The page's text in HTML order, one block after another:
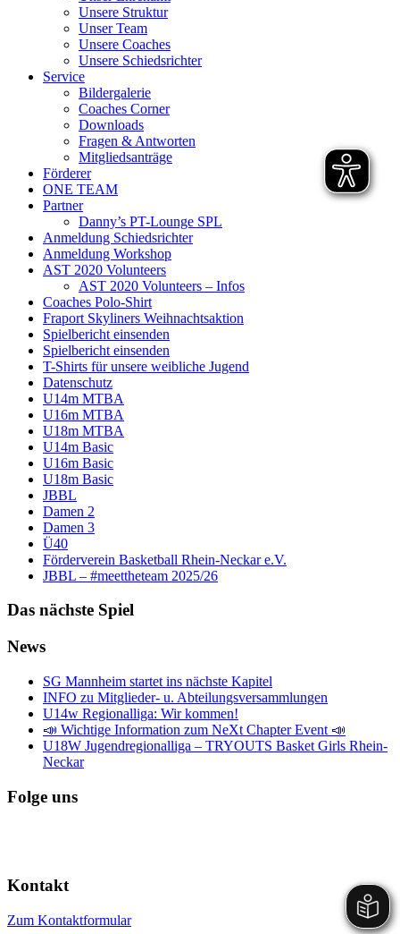
Unsere Struktur
Unser Team
Unsere Coaches
Unsere Schiedsrichter
Service
Bildergalerie
Coaches Corner
Downloads
Fragen & Antworten
Mitgliedsanträge
Förderer
ONE TEAM
Partner
Danny’s PT-Lounge SPL
Anmeldung Schiedsrichter
Anmeldung Workshop
AST 2020 Volunteers
AST 2020 Volunteers – Infos
Coaches Polo-Shirt
Fraport Skyliners Weihnachtsaktion
Spielbericht einsenden
Spielbericht einsenden
T-Shirts für unsere weibliche Jugend
Datenschutz
U14m MTBA
U16m MTBA
U18m MTBA
U14m Basic
U16m Basic
U18m Basic
JBBL
Damen 2
Damen 3
Ü40
Förderverein Basketball Rhein-Neckar e.V.
JBBL – #meettheteam 2025/26
Das nächste Spiel
News
SG Mannheim startet ins nächste Kapitel
INFO zu Mitglieder- u. Abteilungsversammlungen
U14w Regionalliga: Wir kommen!
📣 Wichtige Information zum NeXt Chapter Event 📣
U18W Jugendregionalliga – TRYOUTS Basket Girls Rhein-
Neckar
Folge uns
Kontakt
Zum Kontaktformular